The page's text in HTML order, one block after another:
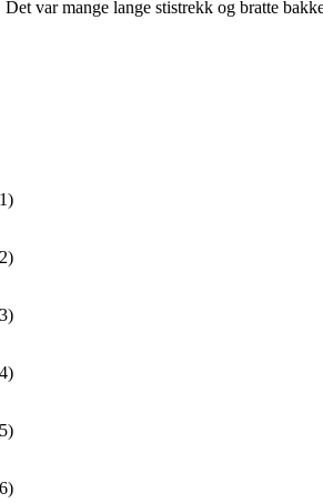
var mange lange stistrekk og bratte